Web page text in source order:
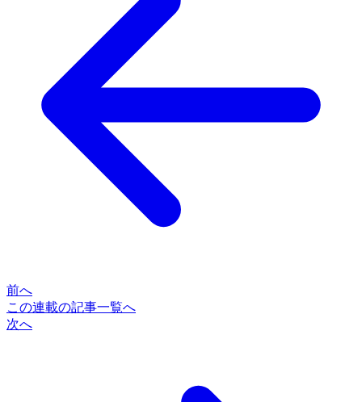
前へ
この連載の記事一覧へ
次へ